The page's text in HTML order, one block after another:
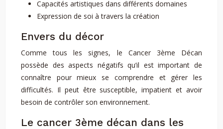
Capacités artistiques dans différents domaines
Expression de soi à travers la création
Envers du décor
Comme tous les signes, le Cancer 3ème Décan
possède des aspects négatifs qu’il est important de
connaître pour mieux se comprendre et gérer les
difficultés. Il peut être susceptible, impatient et avoir
besoin de contrôler son environnement.
Le cancer 3ème décan dans les